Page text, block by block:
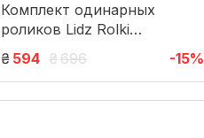
Комплект одинарных
роликов Lidz Rolki
SAT.SINGLE.23.4 для стекла
4 мм
₴ 594 ₴696 -15%